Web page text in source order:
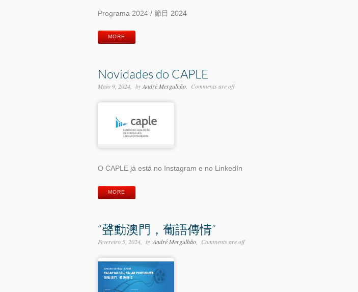
Programa 2024 / 節目 2024
MORE
Novidades do CAPLE
Maio 9, 2024 byAndré Mergulhão Comments are off
O CAPLE já está no Instagram e no LinkedIn
MORE
“聲動澳門，葡語傳情”
Fevereiro 5, 2024 byAndré Mergulhão Comments are off